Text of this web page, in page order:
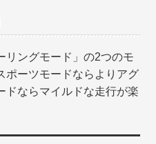
リングモード」の2つのモ
ポーツモードならよりアグ
ドならマイルドな走行が楽